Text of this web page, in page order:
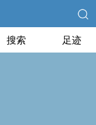
搜索 足迹